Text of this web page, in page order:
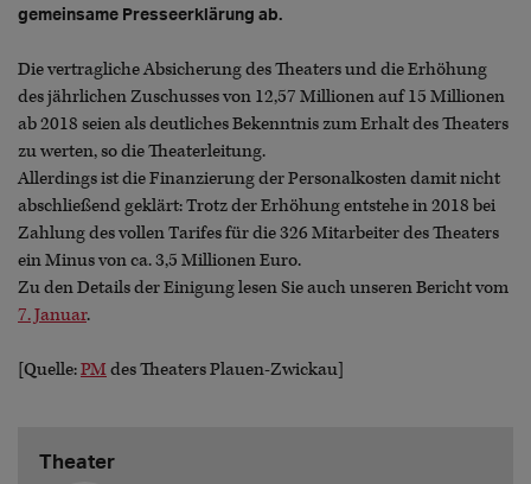
gemeinsame Presseerklärung ab.
Die vertragliche Absicherung des Theaters und die Erhöhung
des jährlichen Zuschusses von 12,57 Millionen auf 15 Millionen
ab 2018 seien als deutliches Bekenntnis zum Erhalt des Theaters
zu werten, so die Theaterleitung.
Allerdings ist die Finanzierung der Personalkosten damit nicht
abschließend geklärt: Trotz der Erhöhung entstehe in 2018 bei
Zahlung des vollen Tarifes für die 326 Mitarbeiter des Theaters
ein Minus von ca. 3,5 Millionen Euro.
Zu den Details der Einigung lesen Sie auch unseren Bericht vom
7. Januar.
[Quelle:PMdes Theaters Plauen-Zwickau]
Theater